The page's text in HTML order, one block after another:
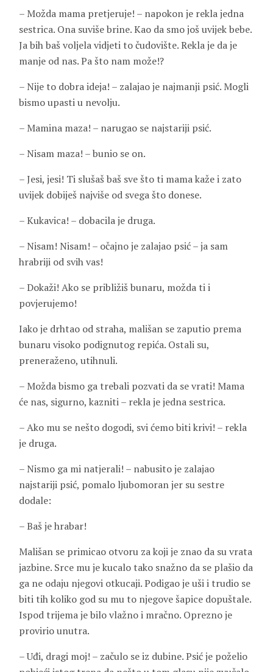
– Možda mama pretjeruje! – napokon je rekla jedna
sestrica. Ona suviše brine. Kao da smo još uvijek bebe.
Ja bih baš voljela vidjeti to čudovište. Rekla je da je
manje od nas. Pa što nam može!?
– Nije to dobra ideja! – zalajao je najmanji psić. Mogli
bismo upasti u nevolju.
– Mamina maza! – narugao se najstariji psić.
– Nisam maza! – bunio se on.
– Jesi, jesi! Ti slušaš baš sve što ti mama kaže i zato
uvijek dobiješ najviše od svega što donese.
– Kukavica! – dobacila je druga.
– Nisam! Nisam! – očajno je zalajao psić – ja sam
hrabriji od svih vas!
– Dokaži! Ako se približiš bunaru, možda ti i
povjerujemo!
Iako je drhtao od straha, mališan se zaputio prema
bunaru visoko podignutog repića. Ostali su,
preneraženo, utihnuli.
– Možda bismo ga trebali pozvati da se vrati! Mama
će nas, sigurno, kazniti – rekla je jedna sestrica.
– Ako mu se nešto dogodi, svi ćemo biti krivi! – rekla
je druga.
– Nismo ga mi natjerali! – nabusito je zalajao
najstariji psić, pomalo ljubomoran jer su sestre
dodale:
– Baš je hrabar!
Mališan se primicao otvoru za koji je znao da su vrata
jazbine. Srce mu je kucalo tako snažno da se plašio da
ga ne odaju njegovi otkucaji. Podigao je uši i trudio se
biti tih koliko god su mu to njegove šapice dopuštale.
Ispod trijema je bilo vlažno i mračno. Oprezno je
provirio unutra.
– Uđi, dragi moj! – začulo se iz dubine. Psić je poželio